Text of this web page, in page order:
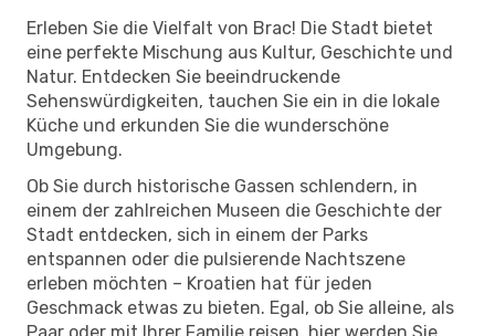
Erleben Sie die Vielfalt von Brac! Die Stadt bietet
eine perfekte Mischung aus Kultur, Geschichte und
Natur. Entdecken Sie beeindruckende
Sehenswürdigkeiten, tauchen Sie ein in die lokale
Küche und erkunden Sie die wunderschöne
Umgebung.
Ob Sie durch historische Gassen schlendern, in
einem der zahlreichen Museen die Geschichte der
Stadt entdecken, sich in einem der Parks
entspannen oder die pulsierende Nachtszene
erleben möchten – Kroatien hat für jeden
Geschmack etwas zu bieten. Egal, ob Sie alleine, als